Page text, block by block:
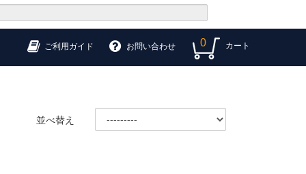
0 カート
お問い合わせ
ご利用ガイド
並べ替え